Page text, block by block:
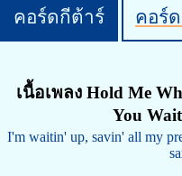
คอร์ดกีต้าร์ คอร์ด
เนื้อเพลง Hold Me
You
I'm waitin' up, savin' all my